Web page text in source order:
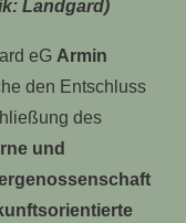
Landgard)
eG Armin
den Entschluss
des
und